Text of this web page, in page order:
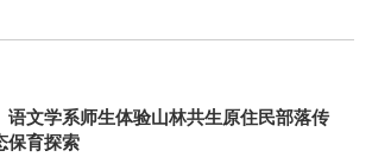
语文学系师生体验山林共生原住民部落传
保育探索